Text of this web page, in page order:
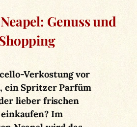
Genuss und
Verkostung vor
ein Spritzer Parfüm
lieber frischen
Im